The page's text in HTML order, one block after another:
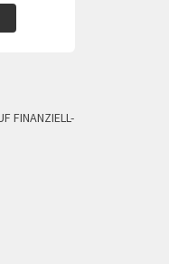
FINANZIELL-